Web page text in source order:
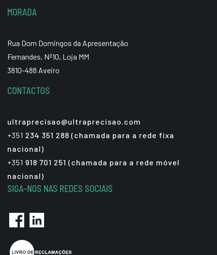
MORADA
Rua Dom Domingos da Apresentação
Fernandes, Nº10, Loja MM
3810-488 Aveiro
CONTACTOS
ultraprecisao@ultraprecisao.com
+351 234 351 288 (chamada para a rede fixa
nacional)
+351 918 701 251 (chamada para a rede móvel
nacional)
SIGA-NOS NAS REDES SOCIAIS